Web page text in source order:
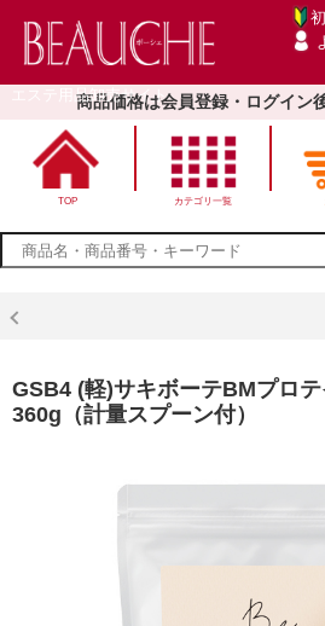
エステ用品卸売サイト
商品価格は会員登録・ログイン
TOP カテゴリ一覧
GSB4 (軽)サキボーテBMプロ
360g（計量スプーン付）